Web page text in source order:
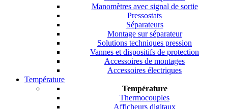
Manomètres avec signal de sortie
Pressostats
Séparateurs
Montage sur séparateur
Solutions techniques pression
Vannes et dispositifs de protection
Accessoires de montages
Accessoires électriques
Température
Température
Thermocouples
Afficheurs digitaux